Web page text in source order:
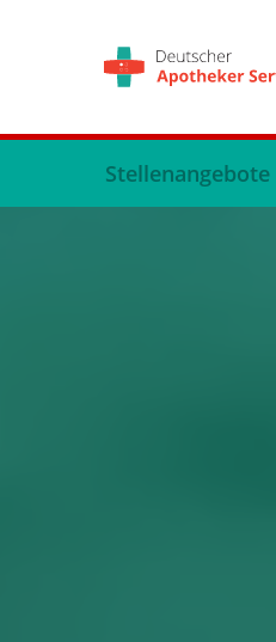
Stellenangebote